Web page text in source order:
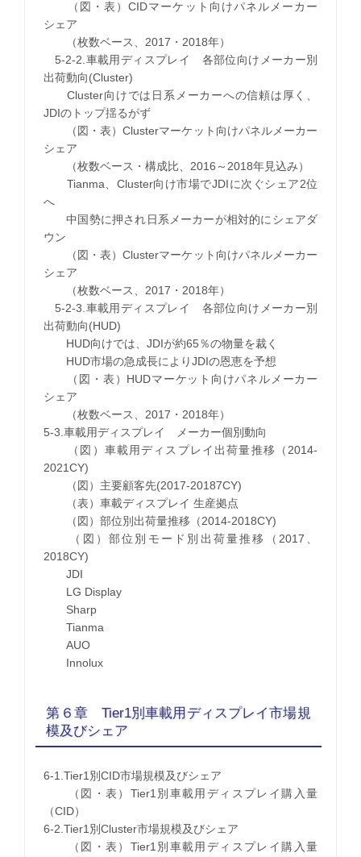
（図・表）CIDマーケット向けパネルメーカー
シェア
（枚数ベース、2017・2018年）
5-2-2.車載用ディスプレイ 各部位向けメーカー別
出荷動向(Cluster)
Cluster向けでは日系メーカーへの信頼は厚く、
JDIのトップ揺るがず
（図・表）Clusterマーケット向けパネルメーカー
シェア
（枚数ベース・構成比、2016～2018年見込み）
Tianma、Cluster向け市場でJDIに次ぐシェア2位
へ
中国勢に押され日系メーカーが相対的にシェアダ
ウン
（図・表）Clusterマーケット向けパネルメーカー
シェア
（枚数ベース、2017・2018年）
5-2-3.車載用ディスプレイ 各部位向けメーカー別
出荷動向(HUD)
HUD向けでは、JDIが約65％の物量を裁く
HUD市場の急成長によりJDIの恩恵を予想
（図・表）HUDマーケット向けパネルメーカー
シェア
（枚数ベース、2017・2018年）
5-3.車載用ディスプレイ メーカー個別動向
（図）車載用ディスプレイ出荷量推移（2014-
2021CY)
（図）主要顧客先(2017-20187CY)
（表）車載ディスプレイ 生産拠点
（図）部位別出荷量推移（2014-2018CY)
（図）部位別モード別出荷量推移（2017、
2018CY)
JDI
LG Display
Sharp
Tianma
AUO
Innolux
第６章 Tier1別車載用ディスプレイ市場規
模及びシェア
6-1.Tier1別CID市場規模及びシェア
（図・表）Tier1別車載用ディスプレイ購入量
（CID）
6-2.Tier1別Cluster市場規模及びシェア
（図・表）Tier1別車載用ディスプレイ購入量